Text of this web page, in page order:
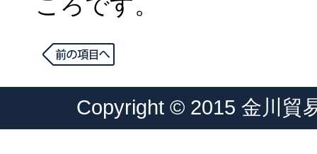
Copyright © 2015 金川貿